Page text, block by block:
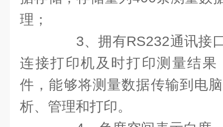
理；
3、拥有RS232通讯接口
连接打印机及时打印测量结果
件，能够将测量数据传输到电
析、管理和打印。